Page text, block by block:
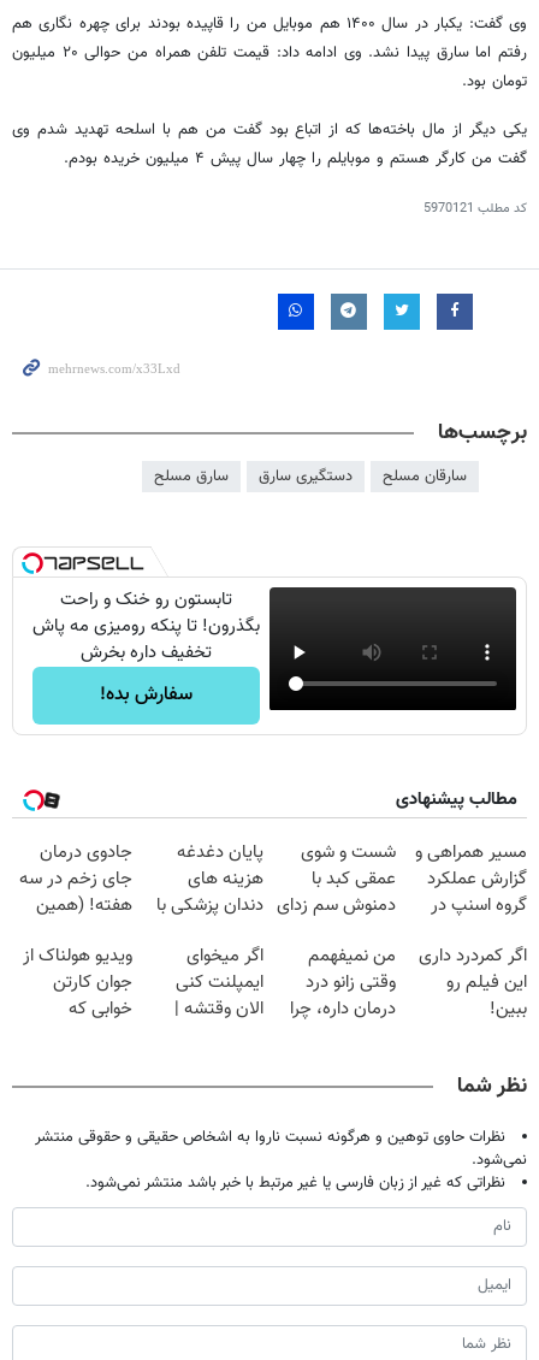
وی گفت: یکبار
در سال ۱۴۰۰ هم موبایل من را قاپیده بودند برای چهره نگاری هم
رفتم اما سارق پیدا نشد. وی ادامه داد: قیمت تلفن همراه من حوالی ۲۰ میلیون
تومان بود.
یکی دیگر از مال باخته‌ها که از اتباع بود گفت من هم با اسلحه تهدید شدم وی
گفت من کارگر هستم و موبایلم را چهار سال پیش ۴ میلیون خریده بودم.
کد مطلب 5970121
برچسب‌ها
سارقان مسلح دستگیری سارق سارق مسلح
تابستون رو خنک و راحت
بگذرون! تا پنکه رومیزی مه پاش
تخفیف داره بخرش
سفارش بده!
مطالب پیشنهادی
مسیر همراهی و
گزارش عملکرد
گروه اسنپ در
شست و شوی
عمقی کبد با
دمنوش سم زدای
پایان دغدغه
هزینه های
دندان پزشکی با
خانگی
جادوی درمان
جای زخم در سه
هفته! (همین
صحبت کنید)
اگر کمردرد داری
این فیلم رو
ببین!
من نمیفهمم
وقتی زانو درد
درمان داره، چرا
اگر میخوای
ایمپلنت کنی
الان وقتشه |
ویدیو هولناک از
جوان کارتن
خوابی که
نظر شما
نظرات حاوی توهین و هرگونه نسبت ناروا به اشخاص حقیقی و حقوقی منتشر
نمی‌شود.
نظراتی که غیر از زبان فارسی یا غیر مرتبط با خبر باشد منتشر نمی‌شود.